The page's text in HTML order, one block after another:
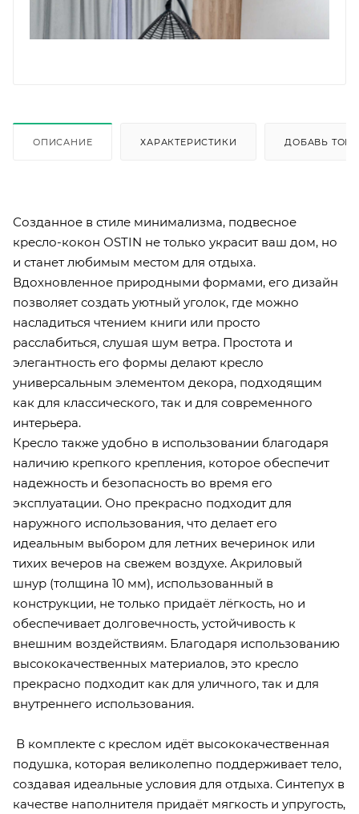
ОПИСАНИЕ ХАРАКТЕРИСТИКИ ДОБАВЬ
Созданное в стиле минимализма, подвесное
кресло-кокон OSTIN не только украсит ваш дом, но
и станет любимым местом для отдыха.
Вдохновленное природными формами, его дизайн
позволяет создать уютный уголок, где можно
насладиться чтением книги или просто
расслабиться, слушая шум ветра. Простота и
элегантность его формы делают кресло
универсальным элементом декора, подходящим
как для классического, так и для современного
интерьера.
Кресло также удобно в использовании благодаря
наличию крепкого крепления, которое обеспечит
надежность и безопасность во время его
эксплуатации. Оно прекрасно подходит для
наружного использования, что делает его
идеальным выбором для летних вечеринок или
тихих вечеров на свежем воздухе. Акриловый
шнур (толщина 10 мм), использованный в
конструкции, не только придаёт лёгкость, но и
обеспечивает долговечность, устойчивость к
внешним воздействиям. Благодаря использованию
высококачественных материалов, это кресло
прекрасно подходит как для уличного, так и для
внутреннего использования.
В комплекте с креслом идёт высококачественная
подушка, которая великолепно поддерживает тело,
создавая идеальные условия для отдыха. Синтепух в
качестве наполнителя придаёт мягкость и упругость,